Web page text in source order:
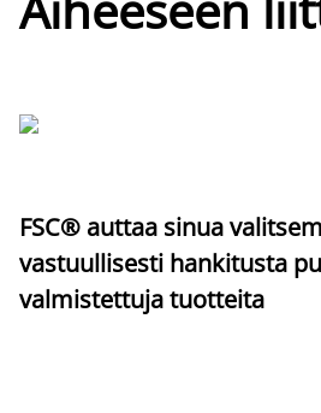
FSC® auttaa sinua
vastuullisesti hankitusta
valmistettuja tuotteita